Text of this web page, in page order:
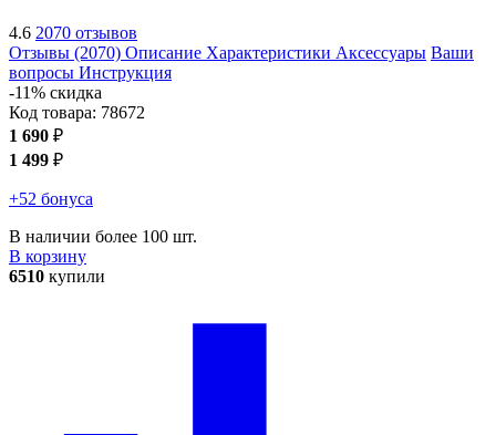
4.6 2070 отзывов
Отзывы (2070) Описание Характеристики Аксессуары Ваши
вопросы Инструкция
-11% скидка
Код товара: 78672
1 690 ₽
1 499 ₽
+52 бонуса
В наличии более 100 шт.
В корзину
6510 купили